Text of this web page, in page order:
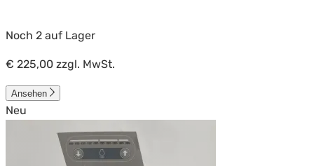
Noch 2 auf Lager
€ 225,00zzgl. MwSt.
Ansehen
Neu